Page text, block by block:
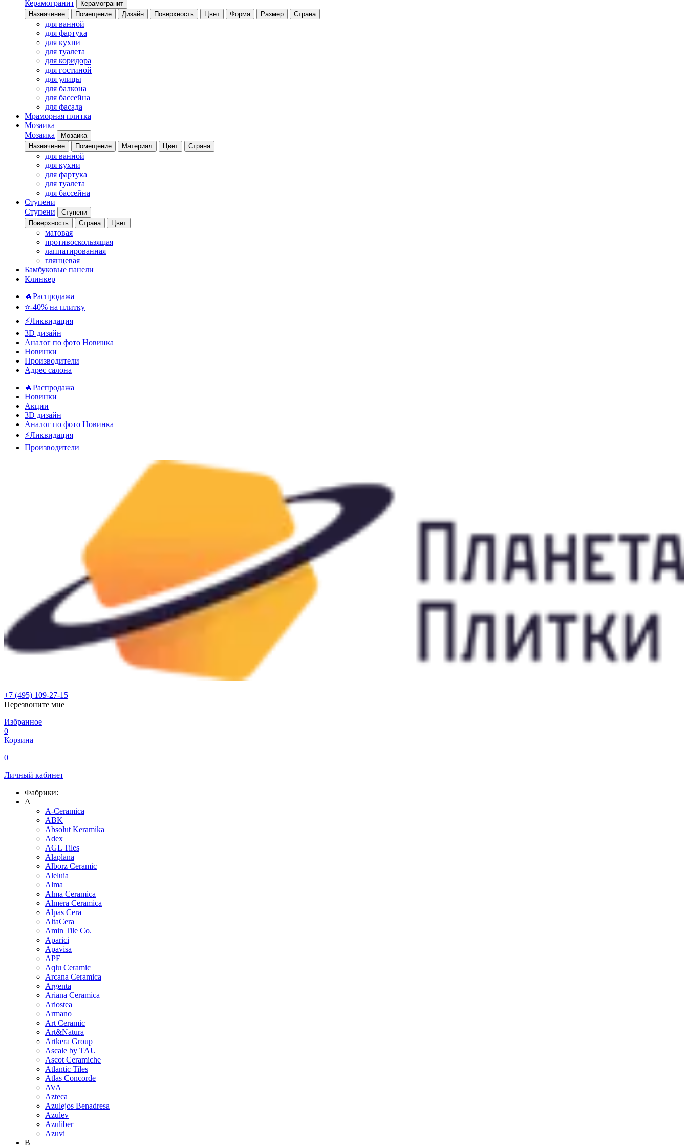
Керамогранит
Керамогранит
Назначение
Помещение Дизайн Поверхность Цвет Форма Размер Страна
для ванной
для фартука
для кухни
для туалета
для коридора
для гостиной
для улицы
для балкона
для бассейна
для фасада
Мраморная плитка
Мозаика
Мозаика
Мозаика
Назначение
Помещение Материал Цвет Страна
для ванной
для кухни
для фартука
для туалета
для бассейна
Ступени
Ступени
Ступени
Поверхность
Страна Цвет
матовая
противоскользящая
лаппатированная
глянцевая
Бамбуковые панели
Клинкер
🔥Распродажа
⭐-40% на плитку
⚡️Ликвидация
3D дизайн
Аналог по фото Новинка
Новинки
Производители
Адрес салона
🔥Распродажа
Новинки
Акции
3D дизайн
Аналог по фото Новинка
⚡Ликвидация
Производители
+7 (495) 109-27-15
Перезвоните мне
Избранное
0
Корзина
0
Личный кабинет
Фабрики:
A
A-Ceramica
ABK
Absolut Keramika
Adex
AGL Tiles
Alaplana
Alborz Ceramic
Aleluia
Alma
Alma Ceramica
Almera Ceramica
Alpas Cera
AltaCera
Amin Tile Co.
Aparici
Apavisa
APE
Aqlu Ceramic
Arcana Ceramica
Argenta
Ariana Ceramica
Ariostea
Armano
Art Ceramic
Art&Natura
Artkera Group
Ascale by TAU
Ascot Ceramiche
Atlantic Tiles
Atlas Concorde
AVA
Azteca
Azulejos Benadresa
Azulev
Azuliber
Azuvi
B